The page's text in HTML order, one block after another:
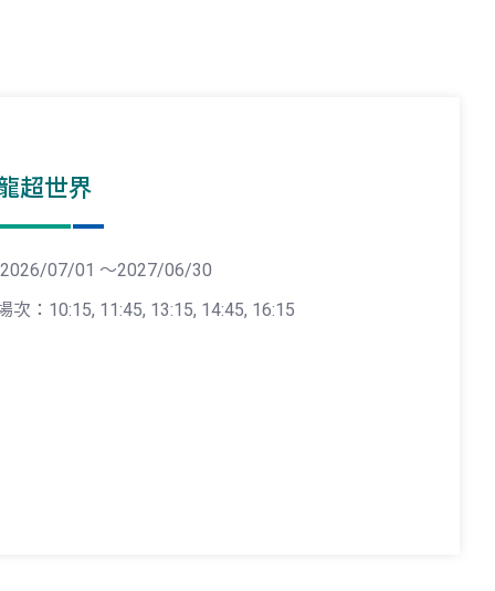
超世界
07/01 ～2027/06/30
次：10:15, 11:45, 13:15, 14:45, 16:15